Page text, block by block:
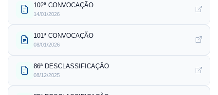
102ª CONVOCAÇÃO
14/01/2026
101ª CONVOCAÇÃO
08/01/2026
86ª DESCLASSIFICAÇÃO
08/12/2025